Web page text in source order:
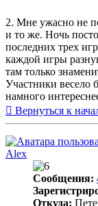
2. Мне ужасно не
и то же. Ночь
последних трех
каждой игры
там только
Участники весело
намного
Вернуться к
Alex
Сообщения:
Откуда: